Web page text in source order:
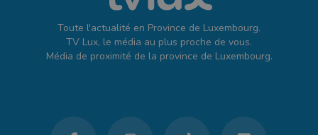
Toute l'actualité en Province de Luxembourg.
TV Lux, le média au plus proche de vous.
Média de proximité de la province de Luxembourg.